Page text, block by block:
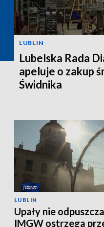
LUBLIN
Lubelska Rada
apeluje o zakup
Świdnika
LUBLIN
Upały nie
IMGW ostrzega